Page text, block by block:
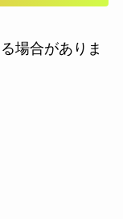
場合がありま